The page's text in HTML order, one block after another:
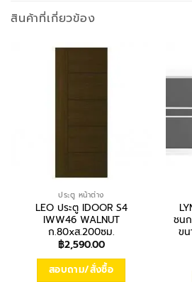
สินค้าที่เกี่ยวข้อง
ประตู หน้าต่าง
LEO ประตู IDOOR S4
IWW46 WALNUT
ก.80xส.200ซม.
฿2,590.00
สอบถาม/สั่งซื้อ
ชน
ข